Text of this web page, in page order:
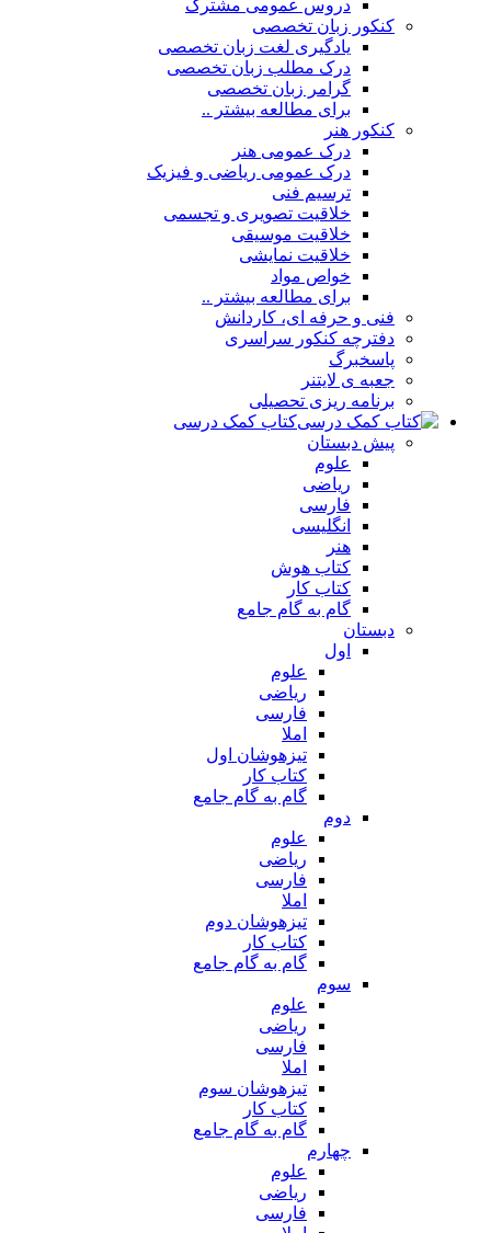
دروس عمومی مشترک
کنکور زبان تخصصی
یادگیری لغت زبان تخصصی
درک مطلب زبان تخصصی
گرامر زبان تخصصی
برای مطالعه بیشتر ..
کنکور هنر
درک عمومی هنر
درک عمومی ریاضی و فیزیک
ترسیم فنی
خلاقیت تصویری و تجسمی
خلاقیت موسیقی
خلاقیت نمایشی
خواص مواد
برای مطالعه بیشتر ..
فنی و حرفه ای، کاردانش
دفترچه کنکور سراسری
پاسخبرگ
جعبه ی لایتنر
برنامه ریزی تحصیلی
کتاب کمک درسی
پیش دبستان
علوم
ریاضی
فارسی
انگلیسی
هنر
کتاب هوش
کتاب کار
گام به گام جامع
دبستان
اول
علوم
ریاضی
فارسی
املا
تیزهوشان اول
کتاب کار
گام به گام جامع
دوم
علوم
ریاضی
فارسی
املا
تیزهوشان دوم
کتاب کار
گام به گام جامع
سوم
علوم
ریاضی
فارسی
املا
تیزهوشان سوم
کتاب کار
گام به گام جامع
چهارم
علوم
ریاضی
فارسی